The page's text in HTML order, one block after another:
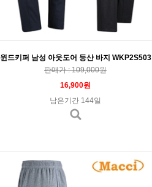
윈드키퍼 남성 아웃도어 등산 바지 WKP2S503
판매가 : 109,000원
16,900원
남은기간 144일